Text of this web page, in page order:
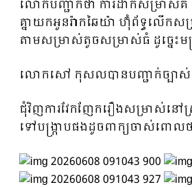
លោកបញ្ជាក់ថា ការដាក់សម្រាស់
គ្នាយកអួនរ៉ាកឆៃយ៉ា ហ៊ុំព័ទ្ធលើកស
តាមសម្រាស់តូចសម្រាស់ធំ ដូច្នេះមន្
លោកសៅ កុសលបានបញ្ជាក់ច្បាស់
ជុំវិញការវែកញែករឿងសម្រាស់នៅ
ទៅបង្ក្រាបផងដូចពាក្យចាស់ពោល